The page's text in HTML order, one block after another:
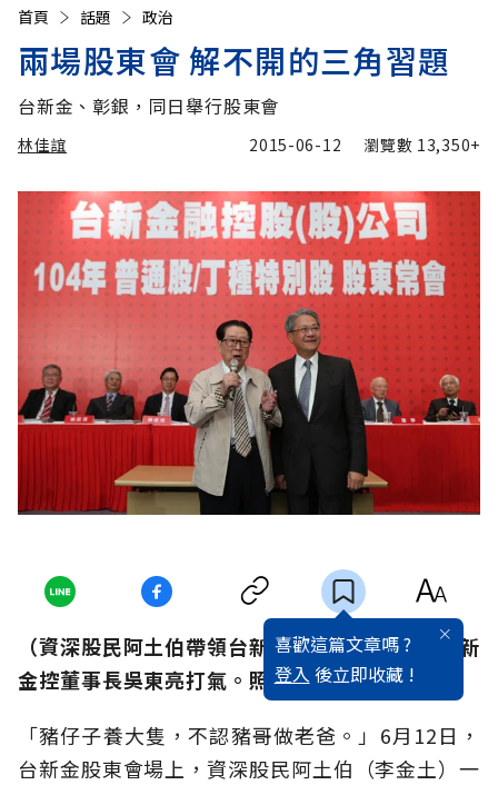
首頁 話題 政治
兩場股東會 解不開的三角習題
台新金、彰銀，同日舉行股東會
林佳誼 2015-06-12 瀏覽數 13,350+
喜歡這篇文章嗎 ?
登入 後立即收藏 !
（資深股民阿土伯帶領台新金股東喊口號，為台新
金控董事長吳東亮打氣。照片提供／台新金控）
「豬仔子養大隻，不認豬哥做老爸。」6月12日，
台新金股東會場上，資深股民阿土伯（李金土）一